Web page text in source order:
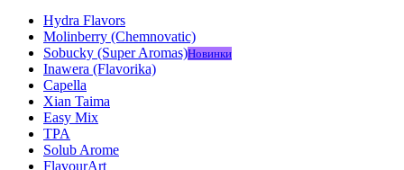
Hydra Flavors
Molinberry (Chemnovatic)
Sobucky (Super Aromas)Новинки
Inawera (Flavorika)
Capella
Xian Taima
Easy Mix
TPA
Solub Arome
FlavourArt